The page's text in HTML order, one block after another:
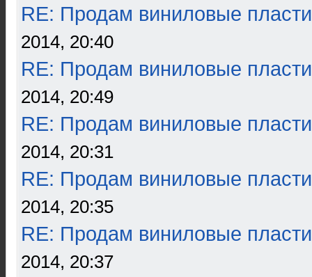
RE: Продам виниловые
2014, 20:40
RE: Продам виниловые
2014, 20:49
RE: Продам виниловые
2014, 20:31
RE: Продам виниловые
2014, 20:35
RE: Продам виниловые
2014, 20:37